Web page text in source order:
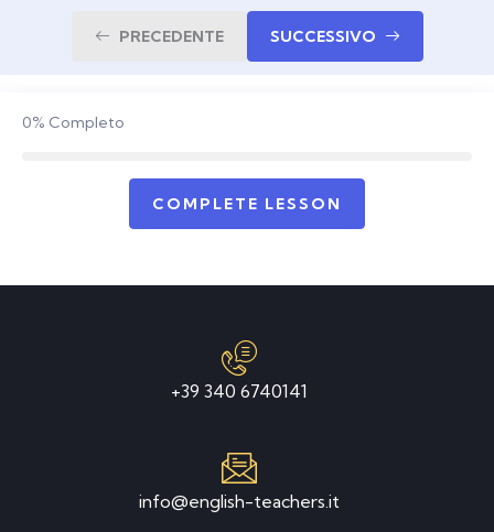
PRECEDENTE SUCCESSIVO
0% Completo
COMPLETE LESSON
+39 340 6740141
info@english-teachers.it